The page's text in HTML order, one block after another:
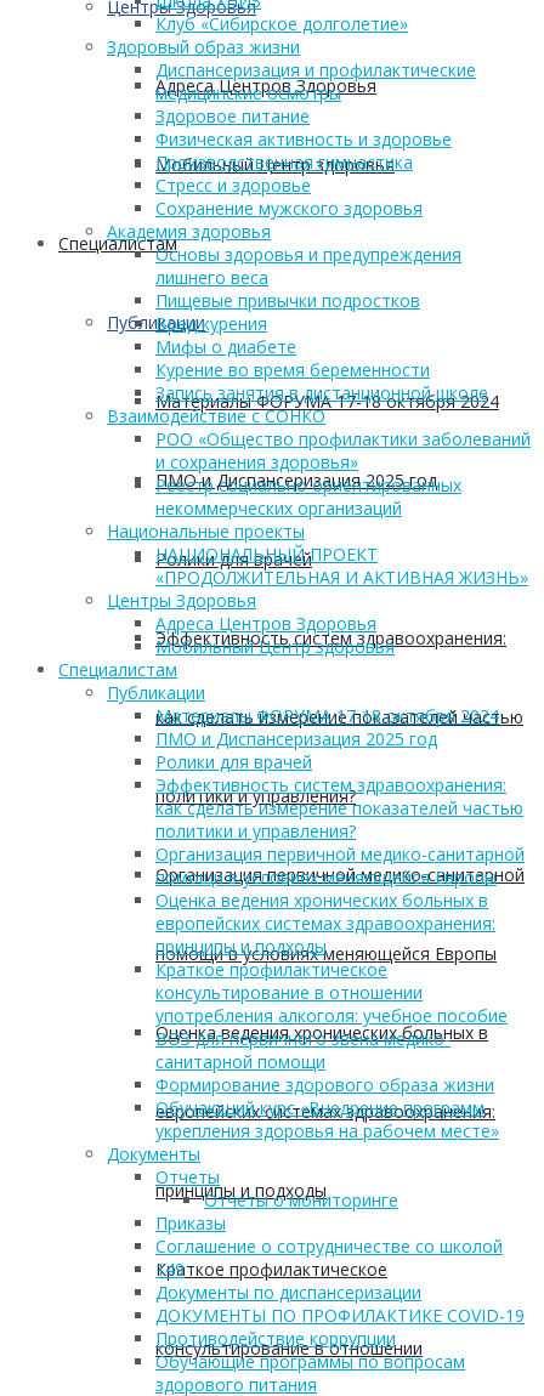
Центры Здоровья
Адреса Центров Здоровья
Мобильный Центр здоровья
Cпециалистам
Публикации
Материалы ФОРУМА 17-18 октября 2024
ПМО и Диспансеризация 2025 год
Ролики для врачей
Эффективность систем здравоохранения:
как сделать измерение показателей частью
политики и управления?
Организация первичной медико-санитарной
помощи в условиях меняющейся Европы
Оценка ведения хронических больных в
европейских системах здравоохранения:
принципы и подходы
Краткое профилактическое
консультирование в отношении
Клуб «Сибирское долголетие»
Здоровый образ жизни
Диспансеризация и профилактические
медицинские осмотры
Здоровое питание
Физическая активность и здоровье
Производственная гимнастика
Стресс и здоровье
Сохранение мужского здоровья
Академия здоровья
Основы здоровья и предупреждения
лишнего веса
Пищевые привычки подростков
Вред курения
Мифы о диабете
Курение во время беременности
Запись занятия в дистанционной школе
Взаимодействие с СОНКО
РОО «Общество профилактики заболеваний
и сохранения здоровья»
Реестр социально ориентированных
некоммерческих организаций
Национальные проекты
НАЦИОНАЛЬНЫЙ ПРОЕКТ
«ПРОДОЛЖИТЕЛЬНАЯ И АКТИВНАЯ ЖИЗНЬ»
Центры Здоровья
Адреса Центров Здоровья
Мобильный Центр здоровья
Cпециалистам
Публикации
Материалы ФОРУМА 17-18 октября 2024
ПМО и Диспансеризация 2025 год
Ролики для врачей
Эффективность систем здравоохранения:
как сделать измерение показателей частью
политики и управления?
Организация первичной медико-санитарной
помощи в условиях меняющейся Европы
Оценка ведения хронических больных в
европейских системах здравоохранения:
принципы и подходы
Краткое профилактическое
консультирование в отношении
употребления алкоголя: учебное пособие
ВОЗ для первичного звена медико-
санитарной помощи
Формирование здорового образа жизни
Обучающий курс «Внедрение программ
укрепления здоровья на рабочем месте»
Документы
Отчеты
Отчеты о мониторинге
Приказы
Соглашение о сотрудничестве со школой
149
Документы по диспансеризации
ДОКУМЕНТЫ ПО ПРОФИЛАКТИКЕ COVID-19
Противодействие коррупции
Обучающие программы по вопросам
здорового питания